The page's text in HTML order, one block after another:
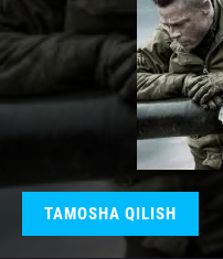
TAMOSHA QILISH